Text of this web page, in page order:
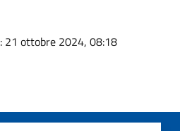
: 21 ottobre 2024, 08:18